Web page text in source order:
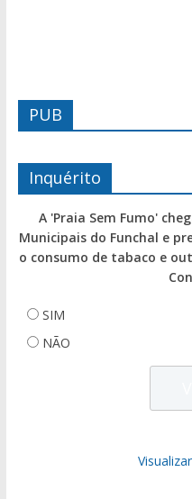
PUB
Inquérito
A 'Praia Sem Fumo'
Municipais do Funchal e
o consumo de tabaco e
SIM
NÃO